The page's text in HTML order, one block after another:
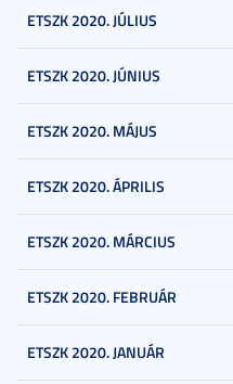
ETSZK 2020. JÚLIUS
ETSZK 2020. JÚNIUS
ETSZK 2020. MÁJUS
ETSZK 2020. ÁPRILIS
ETSZK 2020. MÁRCIUS
ETSZK 2020. FEBRUÁR
ETSZK 2020. JANUÁR